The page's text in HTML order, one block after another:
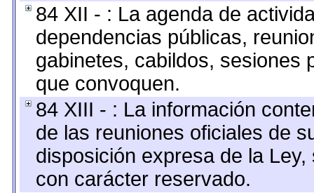
84 XII - : La agenda de
dependencias públicas,
gabinetes, cabildos, sesiones
que convoquen.
84 XIII - : La información
de las reuniones oficiales de
disposición expresa de la
con carácter reservado.